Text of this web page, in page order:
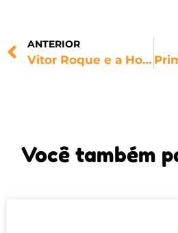
ANTERIOR
Vitor Roque e a Homofobia Recreativa no Futebol Brasileiro
Você também